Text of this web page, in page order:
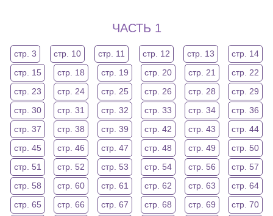
ЧАСТЬ 1
стр. 3 стр. 10 стр. 11 стр. 12 стр. 13
стр. 14
стр. 15
стр. 18 стр. 19 стр. 20 стр. 21
стр. 22
стр. 23
стр. 24 стр. 25 стр. 26 стр. 28
стр. 29
стр. 30
стр. 31 стр. 32 стр. 33 стр. 34
стр. 36
стр. 37
стр. 38 стр. 39 стр. 42 стр. 43
стр. 44
стр. 45
стр. 46 стр. 47 стр. 48 стр. 49
стр. 50
стр. 51
стр. 52 стр. 53 стр. 54 стр. 56
стр. 57
стр. 58
стр. 60 стр. 61 стр. 62 стр. 63
стр. 64
стр. 65
стр. 66 стр. 67 стр. 68 стр. 69
стр. 70